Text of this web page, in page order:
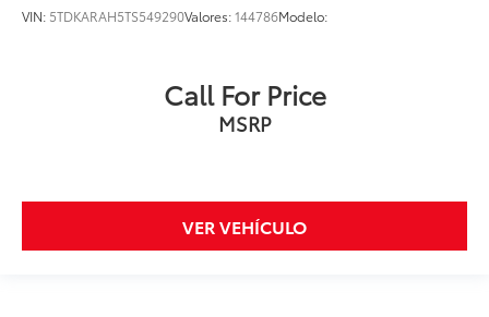
VIN: 5TDKARAH5TS549290Valores:144786Modelo:
Call For Price
MSRP
VER VEHÍCULO